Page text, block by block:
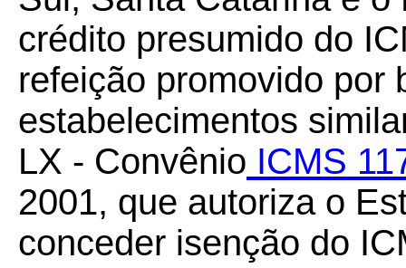
crédito presumido do
refeição promovido por
estabelecimentos
LX - Convênio ICMS
2001, que autoriza o
conceder isenção do